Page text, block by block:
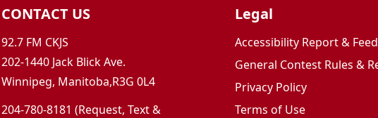
CONTACT US
92.7 FM CKJS
202-1440 Jack Blick Ave.
Winnipeg, Manitoba,R3G 0L4
204-780-8181 (Request, Text &
Legal
Accessibility Report &
General Contest Rules &
Privacy Policy
Terms of Use